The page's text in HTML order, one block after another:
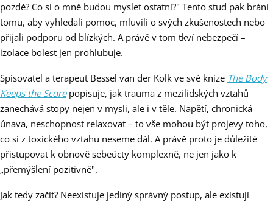
pozdě? Co si o mně budou myslet ostatní?" Tento stud pak brání
tomu, aby vyhledali pomoc, mluvili o svých zkušenostech nebo
přijali podporu od blízkých. A právě v tom tkví nebezpečí –
izolace bolest jen prohlubuje.
Spisovatel a terapeut Bessel van der Kolk ve své knize The Body
Keeps the Scorepopisuje, jak trauma z mezilidských vztahů
zanechává stopy nejen v mysli, ale i v těle. Napětí, chronická
únava, neschopnost relaxovat – to vše mohou být projevy toho,
co si z toxického vztahu neseme dál. A právě proto je důležité
přistupovat k obnově sebeúcty komplexně, ne jen jako k
„přemýšlení pozitivně".
Jak tedy začít? Neexistuje jediný správný postup, ale existují